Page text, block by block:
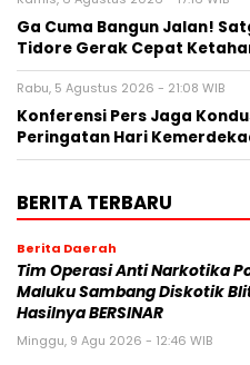
Ga Cuma Bangun Jalan!
Tidore Gerak Cepat
Rabu, 5 Agustus 2026 - 21:08 WIB
Konferensi Pers Jaga
Peringatan Hari
BERITA TERBARU
Berita Daerah
Tim Operasi Anti Narkotika
Maluku Sambang Diskotik
Hasilnya BERSINAR
Minggu, 9 Agu 2026 - 12:46 WIB